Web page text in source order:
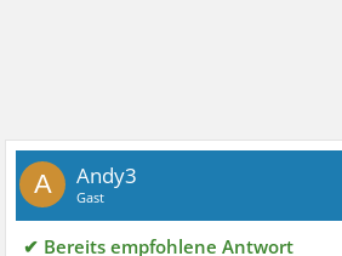
A Andy3
Gast
✔ Bereits empfohlene Antwort